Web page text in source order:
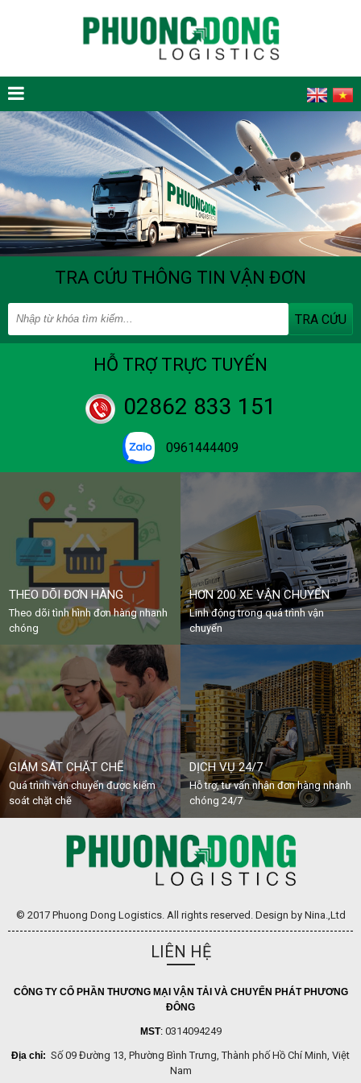
TRA CỨU THÔNG TIN VẬN ĐƠN
TRA CỨU
HỖ TRỢ TRỰC TUYẾN
02862 833 151
0961444409
THEO DÕI ĐƠN HÀNG
Theo dõi tình hình đơn hàng nhanh
chóng
HƠN 200 XE VẬN CHUYỂN
Linh động trong quá trình vận
chuyển
GIÁM SÁT CHẶT CHẼ
Quá trình vận chuyển được kiểm
soát chặt chẽ
DỊCH VỤ 24/7
Hỗ trợ, tư vấn nhận đơn hàng nhanh
chóng 24/7
© 2017 Phuong Dong Logistics. All rights reserved. Design by Nina.,Ltd
LIÊN HỆ
CÔNG TY CỔ PHẦN THƯƠNG MẠI VẬN TẢI VÀ CHUYỂN PHÁT PHƯƠNG
ĐÔNG
MST: 0314094249
Địa chỉ: Số 09 Đường 13, Phường Bình Trưng, Thành phố Hồ Chí Minh, Việt
Nam